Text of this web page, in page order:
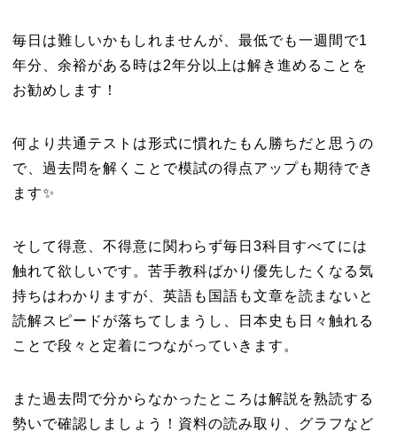
毎日は難しいかもしれませんが、最低でも一週間で1
年分、余裕がある時は2年分以上は解き進めることを
お勧めします！
何より共通テストは形式に慣れたもん勝ちだと思うの
で、過去問を解くことで模試の得点アップも期待でき
ます✨
そして得意、不得意に関わらず毎日3科目すべてには
触れて欲しいです。苦手教科ばかり優先したくなる気
持ちはわかりますが、英語も国語も文章を読まないと
読解スピードが落ちてしまうし、日本史も日々触れる
ことで段々と定着につながっていきます。
また過去問で分からなかったところは解説を熟読する
勢いで確認しましょう！資料の読み取り、グラフなど